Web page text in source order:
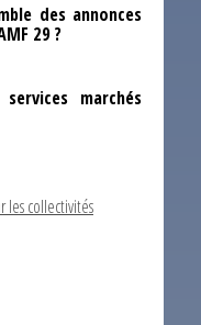
des annonces
29 ?
marchés
les collectivités